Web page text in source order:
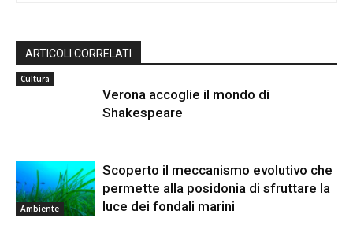
ARTICOLI CORRELATI
Cultura
Verona accoglie il mondo di
Shakespeare
Ambiente
Scoperto il meccanismo evolutivo che
permette alla posidonia di sfruttare la
luce dei fondali marini